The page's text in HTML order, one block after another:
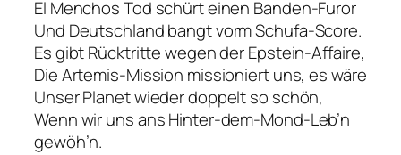
El Menchos Tod schürt einen Banden-Furor
Und Deutschland bangt vorm Schufa-Score.
Es gibt Rücktritte wegen der Epstein-Affaire,
Die Artemis-Mission missioniert uns, es wäre
Unser Planet wieder doppelt so schön,
Wenn wir uns ans Hinter-dem-Mond-Leb’n
gewöh’n.